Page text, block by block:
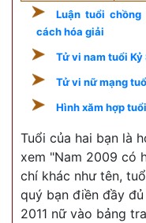
Luận tuổi
cách hóa giải
Tử vi nam tuổi
Tử vi nữ mạng
Hình xăm hợp
Tuổi của hai bạn là
xem "Nam 2009 có
chí khác như tên,
quý bạn điền đầy
2011 nữ vào bảng